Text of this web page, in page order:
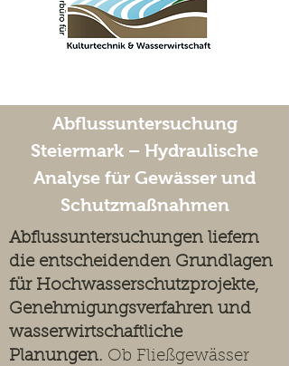
Abflussuntersuchung
Steiermark – Hydraulische
Analyse für Gewässer und
Schutzmaßnahmen
Abflussuntersuchungen liefern
die entscheidenden Grundlagen
für Hochwasserschutzprojekte,
Genehmigungsverfahren und
wasserwirtschaftliche
Planungen. Ob Fließgewässer